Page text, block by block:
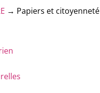
→ Papiers et citoyenneté